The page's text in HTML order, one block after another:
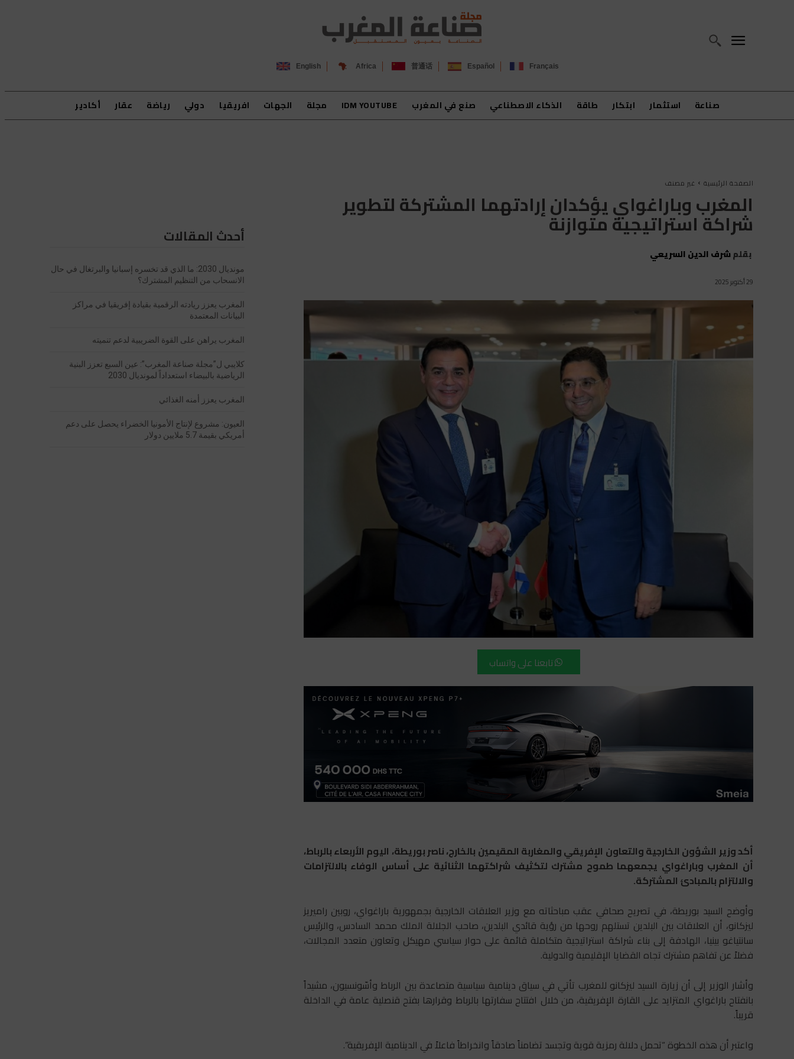
Français
Español
普通话
Africa
English
صناعة استثمار ابتكار طاقة الذكاء الاصطناعي صنع في المغرب IDM YOUTUBE مجلة الجهات افريقيا دولي رياضة عقار أكادير
الصفحة الرئيسية غير مصنف
أحدث المقالات
مونديال 2030: ما الذي قد تخسره إسبانيا والبرتغال في حال
الانسحاب من التنظيم المشترك؟
المغرب يعزز ريادته الرقمية بقيادة إفريقيا في مراكز
البيانات المعتمدة
المغرب يراهن على القوة الضريبية لدعم تنميته
كلايبي ل”مجلة صناعة المغرب”: عين السبع تعزز البنية
الرياضية بالبيضاء استعداداً لمونديال 2030
المغرب يعزز أمنه الغذائي
العيون: مشروع لإنتاج الأمونيا الخضراء يحصل على دعم
أمريكي بقيمة 5.7 ملايين دولار
المغرب وباراغواي يؤكدان إرادتهما المشتركة لتطوير
شراكة استراتيجية متوازنة
بقلمشرف الدين السريعي
29 أكتوبر 2025
تابعنا على واتساب
أكد وزير الشؤون الخارجية والتعاون الإفريقي والمغاربة المقيمين بالخارج، ناصر بوريطة، اليوم الأربعاء بالرباط،
أن المغرب وباراغواي يجمعهما طموح مشترك لتكثيف شراكتهما الثنائية على أساس الوفاء بالالتزامات
والالتزام بالمبادئ المشتركة.
وأوضح السيد بوريطة، في تصريح صحافي عقب مباحثاته مع وزير العلاقات الخارجية بجمهورية باراغواي، روبين راميريز
ليزكانو، أن العلاقات بين البلدين تستلهم روحها من رؤية قائدي البلدين، صاحب الجلالة الملك محمد السادس، والرئيس
سانتياغو بينيا، الهادفة إلى بناء شراكة استراتيجية متكاملة قائمة على حوار سياسي مهيكل وتعاون متعدد المجالات،
فضلاً عن تفاهم مشترك تجاه القضايا الإقليمية والدولية.
وأشار الوزير إلى أن زيارة السيد ليزكانو للمغرب تأتي في سياق دينامية سياسية متصاعدة بين الرباط وأسّونسيون، مشيداً
بانفتاح باراغواي المتزايد على القارة الإفريقية، من خلال افتتاح سفارتها بالرباط وقرارها بفتح قنصلية عامة في الداخلة
قريباً.
واعتبر أن هذه الخطوة “تحمل دلالة رمزية قوية وتجسد تضامناً صادقاً وانخراطاً فاعلاً في الدينامية الإفريقية”.